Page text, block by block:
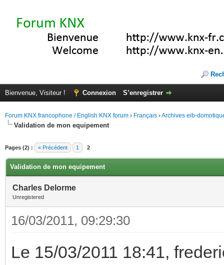
Bienvenue, Visiteur ! Connexion S’enregistrer
Forum KNX francophone / English KNX forum › Français ›Archives eib-
Validation de mon equipement
Pages (2) : « Précédent 1 2
Validation de mon equipement
Charles Delorme
Unregistered
16/03/2011, 09:29:30
Le 15/03/2011 18:41,